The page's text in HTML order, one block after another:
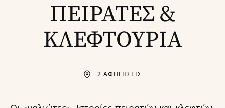
ΠΕΙΡΑΤΕΣ &
ΚΛΕΦΤΟΥΡΙΑ
2 ΑΦΗΓΗΣΕΙΣ